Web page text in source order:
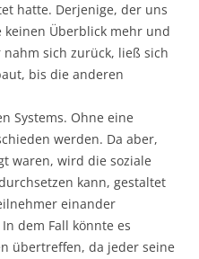
hatte. Derjenige, der uns
Überblick mehr und
sich zurück, ließ sich
bis die anderen
Systems. Ohne eine
werden. Da aber,
waren, wird die soziale
kann, gestaltet
einander
dem Fall könnte es
übertreffen, da jeder seine